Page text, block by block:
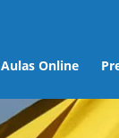
Aulas Online